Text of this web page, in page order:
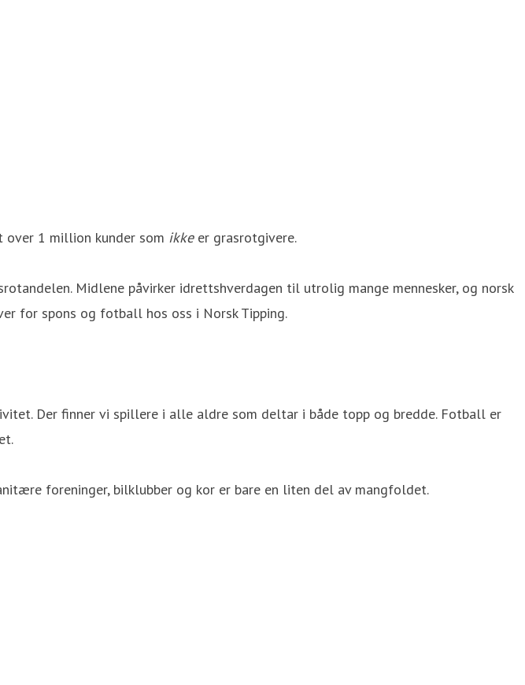
1 million kunder som ikke er grasrotgivere.
Midlene påvirker idrettshverdagen til utrolig mange mennesker, og norsk
for spons og fotball hos oss i Norsk Tipping.
Der finner vi spillere i alle aldre som deltar i både topp og bredde. Fotball er
foreninger, bilklubber og kor er bare en liten del av mangfoldet.